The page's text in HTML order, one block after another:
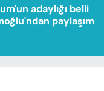
adaylığı belli
paylaşım